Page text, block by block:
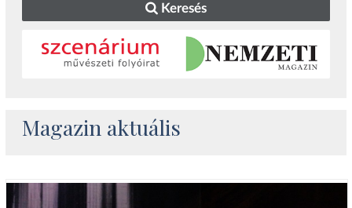
Keresés
Magazin aktuális